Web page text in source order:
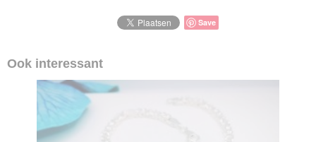
Save
Ook interessant